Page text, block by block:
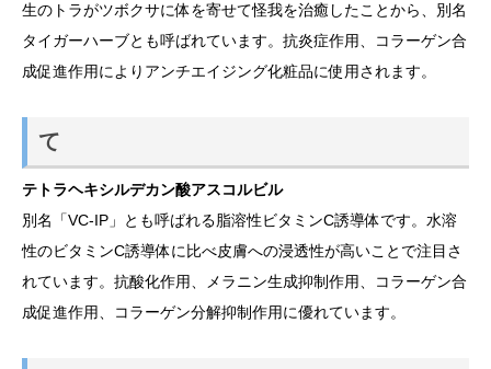
生のトラがツボクサに体を寄せて怪我を治癒したことから、別名
タイガーハーブとも呼ばれています。抗炎症作用、コラーゲン合
成促進作用によりアンチエイジング化粧品に使用されます。
て
テトラヘキシルデカン酸アスコルビル
別名「VC-IP」とも呼ばれる脂溶性ビタミンC誘導体です。水溶
性のビタミンC誘導体に比べ皮膚への浸透性が高いことで注目さ
れています。抗酸化作用、メラニン生成抑制作用、コラーゲン合
成促進作用、コラーゲン分解抑制作用に優れています。